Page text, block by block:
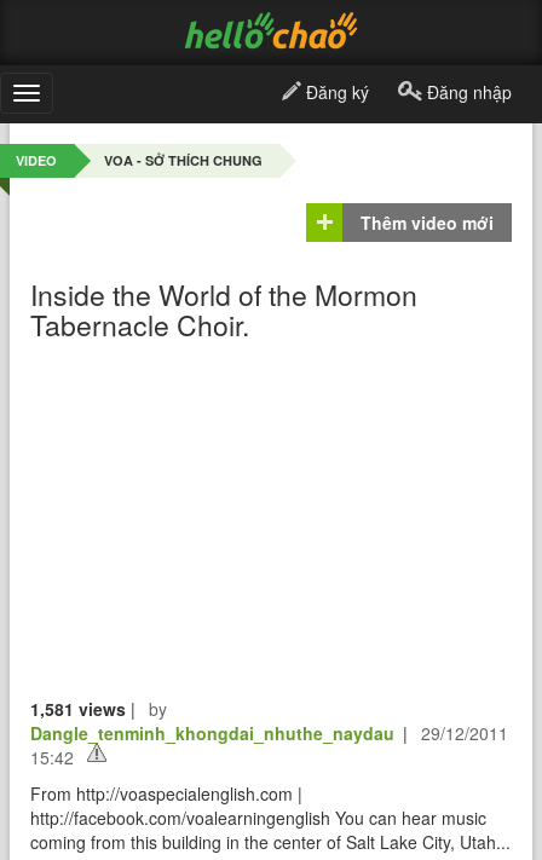
Toggle
navigation
Đăng ký Đăng nhập
VIDEO VOA - SỞ THÍCH CHUNG
Thêm video mới
Inside the World of the Mormon
Tabernacle Choir.
1,581 views |
by
Dangle_tenminh_khongdai_nhuthe_naydau |
29/12/2011
15:42
From http://voaspecialenglish.com |
http://facebook.com/voalearningenglish You can hear music
coming from this building in the center of Salt Lake City, Utah...